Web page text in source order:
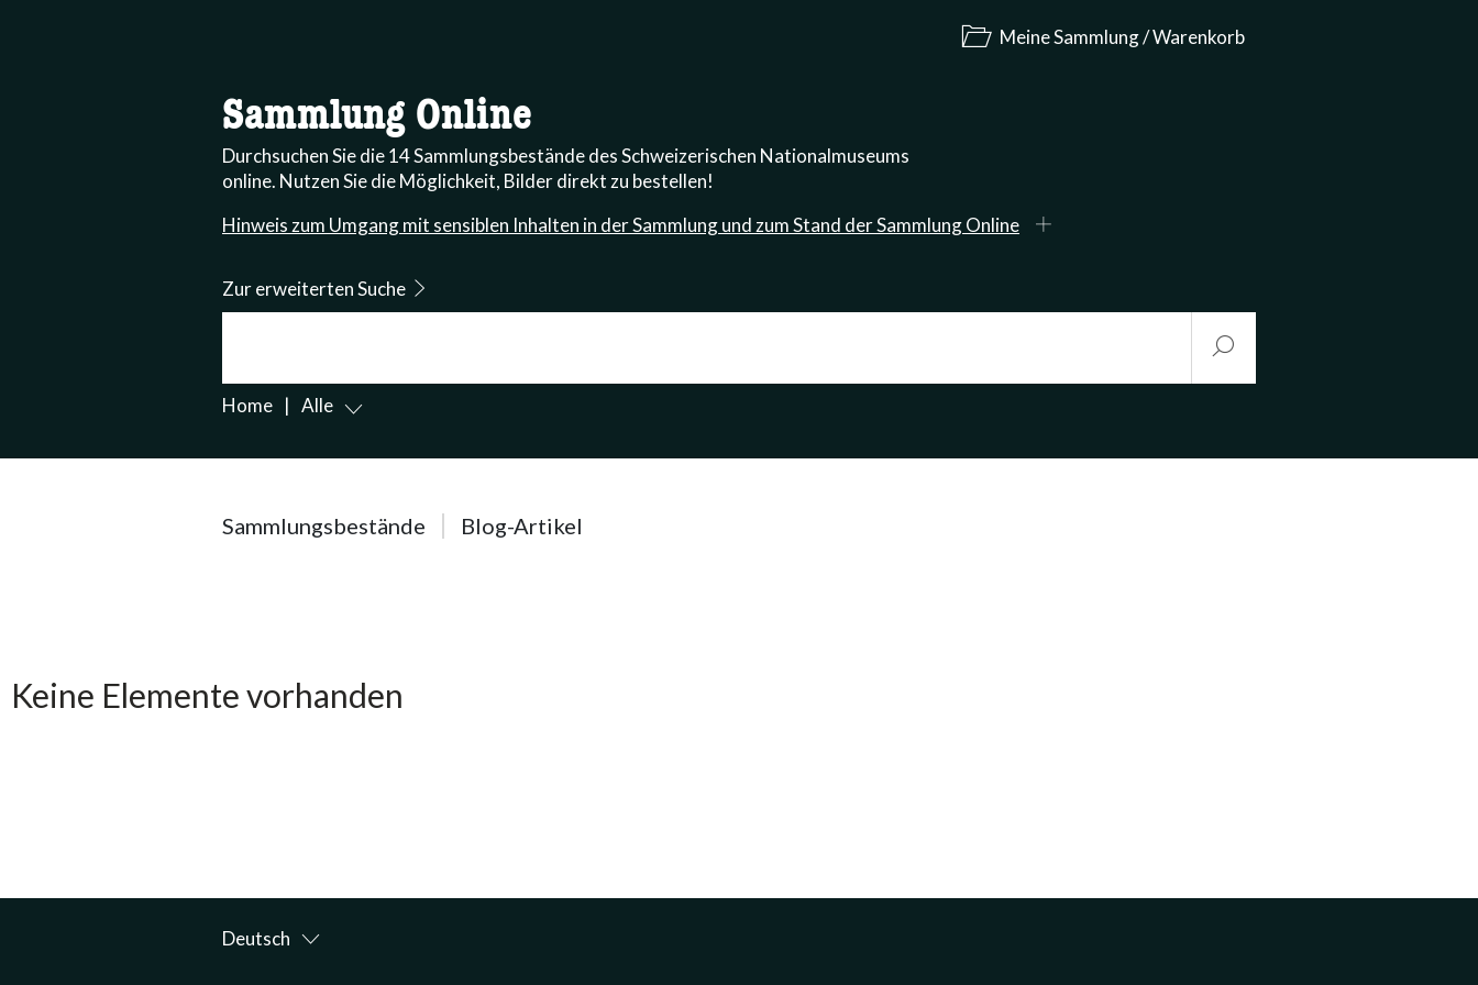
Meine Sammlung / Warenkorb
Sammlung Online
Durchsuchen Sie die 14 Sammlungsbestände des Schweizerischen Nationalmuseums
online. Nutzen Sie die Möglichkeit, Bilder direkt zu bestellen!
Hinweis zum Umgang mit sensiblen Inhalten in der Sammlung und zum Stand der Sammlung Online
Zur erweiterten Suche
Start
Home Alle
Sammlungsbestände Blog-Artikel
Keine Elemente vorhanden
Deutsch